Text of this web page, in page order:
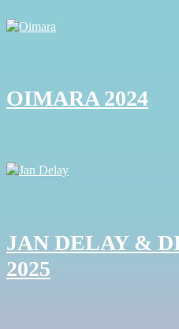
OIMARA 2024
JAN DELAY &
2025